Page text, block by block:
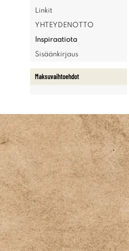
Linkit
YHTEYDENOTTO
Inspiraatiota
Sisäänkirjaus
Maksuvaihtoehdot